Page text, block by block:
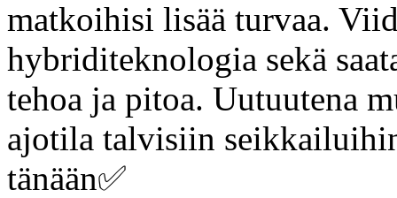
matkoihisi lisää turvaa.
hybriditeknologia sekä
tehoa ja pitoa. Uutuutena
ajotila talvisiin
tänään✅